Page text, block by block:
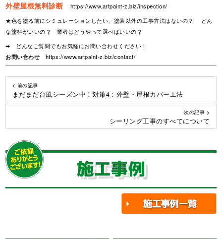
外壁屋根無料診断
https://www.artpaint-z.biz/inspection/
★色を塗る前にシミュレーションしたい、塗装以外の工事方法はないの？ どん
な塗料がいいの？ 業者はどうやって選べばいいの？
➡ どんなご質問でもお気軽にお問い合わせください！
お問い合わせ
https://www.artpaint-z.biz/contact/
< 前の記事
まだまだ台風シーズン中！対策4：外壁・屋根カバー工法
次の記事 >
シーリング工事のすべてについて
施工事例